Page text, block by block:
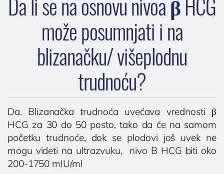
može posumnjati i na
blizanačku/ višeplodnu
trudnoću?
Da. Blizanačka trudnoća uvećava vrednosti β
HCG za 30 do 50 posto, tako da će na samom
početku trudnoće, dok se plodovi još uvek ne
mogu videti na ultrazvuku, nivo B HCG biti oko
200-1750 mIU/ml